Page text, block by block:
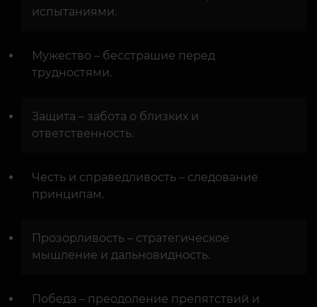
испытаниями.
Мужество – бесстрашие перед
трудностями.
Защита – забота о близких и
ответственность.
Честь и справедливость – следование
принципам.
Прозорливость – стратегическое
мышление и дальновидность.
Победа – преодоление препятствий и